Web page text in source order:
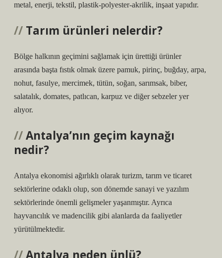
metal, enerji, tekstil, plastik-polyester-akrilik, inşaat yapıdır.
Tarım ürünleri nelerdir?
Bölge halkının geçimini sağlamak için ürettiği ürünler
arasında başta fıstık olmak üzere pamuk, pirinç, buğday, arpa,
nohut, fasulye, mercimek, tütün, soğan, sarımsak, biber,
salatalık, domates, patlıcan, karpuz ve diğer sebzeler yer
alıyor.
Antalya’nın geçim kaynağı
nedir?
Antalya ekonomisi ağırlıklı olarak turizm, tarım ve ticaret
sektörlerine odaklı olup, son dönemde sanayi ve yazılım
sektörlerinde önemli gelişmeler yaşanmıştır. Ayrıca
hayvancılık ve madencilik gibi alanlarda da faaliyetler
yürütülmektedir.
Antalya neden ünlü?